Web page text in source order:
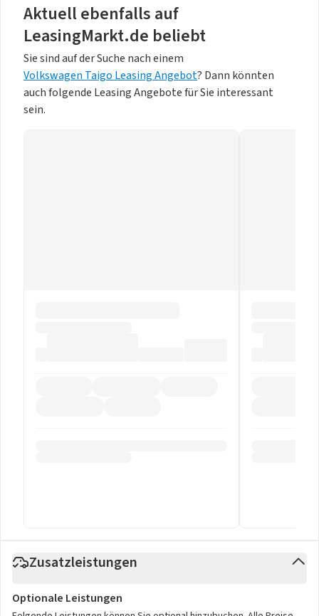
Aktuell ebenfalls auf
LeasingMarkt.de beliebt
Sie sind auf der Suche nach einem
Volkswagen Taigo Leasing Angebot? Dann könnten
auch folgende Leasing Angebote für Sie interessant
sein.
Zusatzleistungen
Optionale Leistungen